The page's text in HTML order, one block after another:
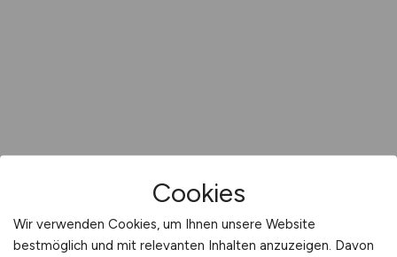
Cookies
Wir verwenden Cookies, um Ihnen unsere Website
bestmöglich und mit relevanten Inhalten anzuzeigen. Davon